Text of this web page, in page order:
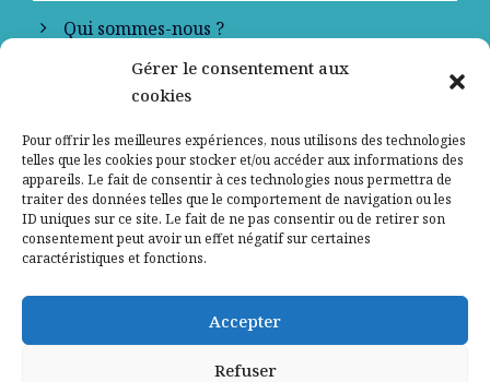
Gérer le consentement aux
cookies
Pour offrir les meilleures expériences, nous utilisons des technologies
telles que les cookies pour stocker et/ou accéder aux informations des
appareils. Le fait de consentir à ces technologies nous permettra de
traiter des données telles que le comportement de navigation ou les
ID uniques sur ce site. Le fait de ne pas consentir ou de retirer son
consentement peut avoir un effet négatif sur certaines
caractéristiques et fonctions.
Accepter
Refuser
Qui sommes-nous ?
Contactez-nous
Mentions légales
Politique de confidentialité